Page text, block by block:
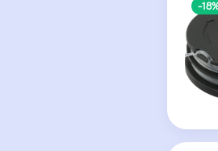
-